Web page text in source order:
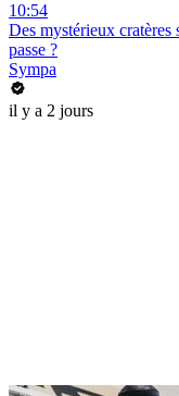
10:54
Des mystérieux cratères
passe ?
Sympa
il y a 2 jours